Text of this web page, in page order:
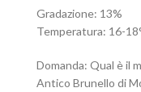
Gradazione: 13%
Temperatura: 16-
Domanda: Qual è il
Antico Brunello di